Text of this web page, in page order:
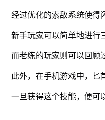
经过优化的索敌系统使得
新手玩家可以简单地进行
而老练的玩家则可以回顾
此外，在手机游戏中，匕
一旦获得这个技能，便可